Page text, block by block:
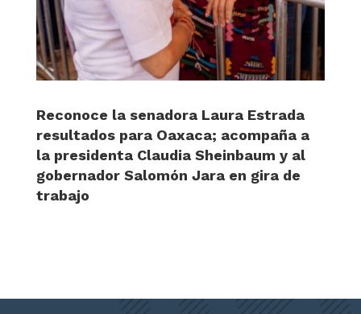
Reconoce la senadora Laura Estrada
resultados para Oaxaca; acompaña a
la presidenta Claudia Sheinbaum y al
gobernador Salomón Jara en gira de
trabajo